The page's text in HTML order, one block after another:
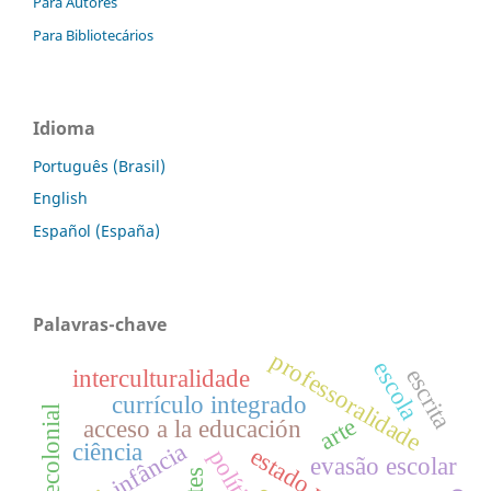
Para Bibliotecários
Idioma
Português (Brasil)
English
Español (España)
Palavras-chave
acceso a la educación
evasão escolar
currículo integradoprofessoralidade
infância
escola
interculturalidade
arte
escrita
ciência